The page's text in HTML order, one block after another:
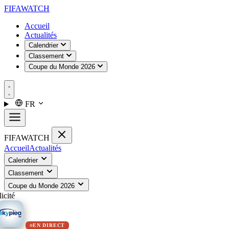
FIFAWATCH
Accueil
Actualités
Calendrier
Classement
Coupe du Monde 2026
FR
FIFAWATCH
AccueilActualités
Calendrier
Classement
Coupe du Monde 2026
EN DIRECT